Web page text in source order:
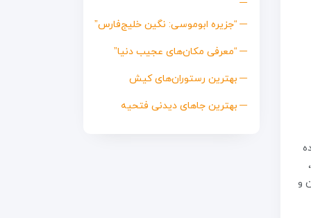
و
“جزیره ابوموسی: نگین خلیج‌فارس”
“معرفی مکان‌های عجیب دنیا”
بهترین رستوران‌های کیش
بهترین جاهای دیدنی فتحیه